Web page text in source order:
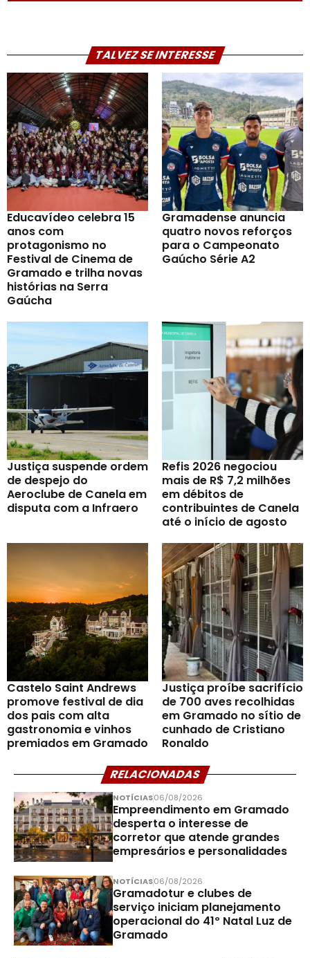
TALVEZ SE INTERESSE
Educavídeo celebra 15
anos com
protagonismo no
Festival de Cinema de
Gramado e trilha novas
histórias na Serra
Gaúcha
Gramadense anuncia
quatro novos reforços
para o Campeonato
Gaúcho Série A2
Justiça suspende ordem
de despejo do
Aeroclube de Canela em
disputa com a Infraero
Refis 2026 negociou
mais de R$ 7,2 milhões
em débitos de
contribuintes de Canela
até o início de agosto
Castelo Saint Andrews
promove festival de dia
dos pais com alta
gastronomia e vinhos
premiados em Gramado
Justiça proíbe sacrifício
de 700 aves recolhidas
em Gramado no sítio de
cunhado de Cristiano
Ronaldo
RELACIONADAS
NOTÍCIAS06/08/2026
Empreendimento em Gramado
desperta o interesse de
corretor que atende grandes
empresários e personalidades
NOTÍCIAS06/08/2026
Gramadotur e clubes de
serviço iniciam planejamento
operacional do 41º Natal Luz de
Gramado